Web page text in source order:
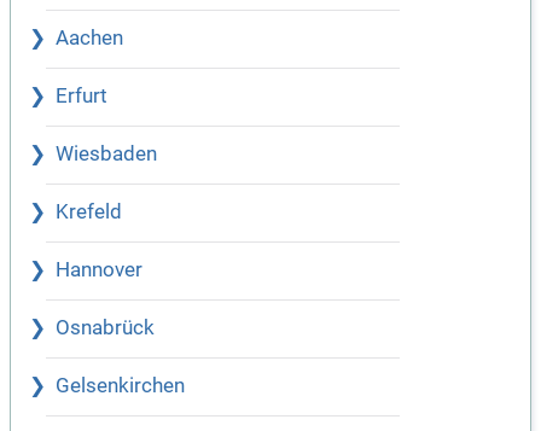
Aachen
Erfurt
Wiesbaden
Krefeld
Hannover
Osnabrück
Gelsenkirchen